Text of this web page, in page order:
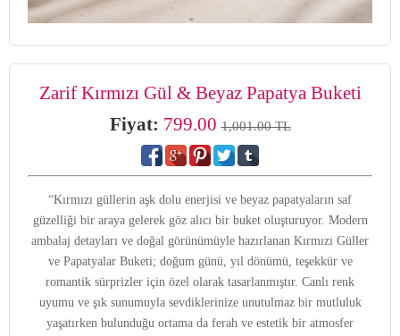
Zarif Kırmızı Gül & Beyaz Papatya Buketi
Fiyat: 799.001,001.00 TL
“Kırmızı güllerin aşk dolu enerjisi ve beyaz papatyaların saf
güzelliği bir araya gelerek göz alıcı bir buket oluşturuyor. Modern
ambalaj detayları ve doğal görünümüyle hazırlanan Kırmızı Güller
ve Papatyalar Buketi; doğum günü, yıl dönümü, teşekkür ve
romantik sürprizler için özel olarak tasarlanmıştır. Canlı renk
uyumu ve şık sunumuyla sevdiklerinize unutulmaz bir mutluluk
yaşatırken bulunduğu ortama da ferah ve estetik bir atmosfer